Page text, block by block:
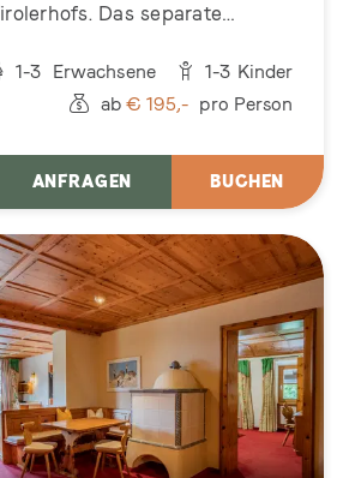
Das separate
aber angenehm
1-3 Erwachsene 1-3 Kinder
ab€ 195,- pro Person
BUCHEN
ANFRAGEN